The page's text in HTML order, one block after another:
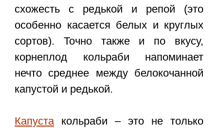
схожесть с редькой и репой (это
особенно касается белых и круглых
сортов). Точно также и по вкусу,
корнеплод кольраби напоминает
нечто среднее между белокочанной
капустой и редькой.
Капустакольраби – это не только